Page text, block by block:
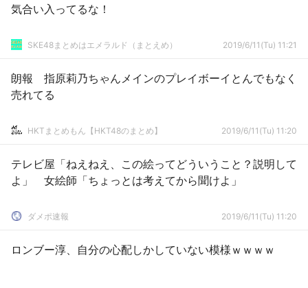
気合い入ってるな！
SKE48まとめはエメラルド（まとえめ） 2019/6/11(Tu) 11:21
朗報 指原莉乃ちゃんメインのプレイボーイとんでもなく
売れてる
HKTまとめもん【HKT48のまとめ】 2019/6/11(Tu) 11:20
テレビ屋「ねえねえ、この絵ってどういうこと？説明して
よ」 女絵師「ちょっとは考えてから聞けよ」
ダメポ速報 2019/6/11(Tu) 11:20
ロンブー淳、自分の心配しかしていない模様ｗｗｗｗ